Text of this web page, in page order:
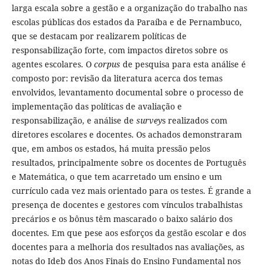
larga escala sobre a gestão e a organização do trabalho nas
escolas públicas dos estados da Paraíba e de Pernambuco,
que se destacam por realizarem políticas de
responsabilização forte, com impactos diretos sobre os
agentes escolares. O corpus de pesquisa para esta análise é
composto por: revisão da literatura acerca dos temas
envolvidos, levantamento documental sobre o processo de
implementação das políticas de avaliação e
responsabilização, e análise de surveys realizados com
diretores escolares e docentes. Os achados demonstraram
que, em ambos os estados, há muita pressão pelos
resultados, principalmente sobre os docentes de Português
e Matemática, o que tem acarretado um ensino e um
currículo cada vez mais orientado para os testes. É grande a
presença de docentes e gestores com vínculos trabalhistas
precários e os bônus têm mascarado o baixo salário dos
docentes. Em que pese aos esforços da gestão escolar e dos
docentes para a melhoria dos resultados nas avaliações, as
notas do Ideb dos Anos Finais do Ensino Fundamental nos